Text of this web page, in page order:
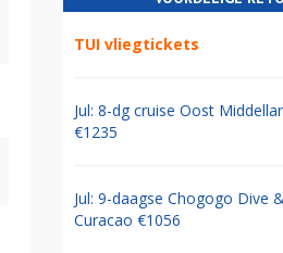
TUI vliegtickets
Jul: 8-dg cruise Oost
€1235
Jul: 9-daagse Chogogo Dive
Curacao €1056